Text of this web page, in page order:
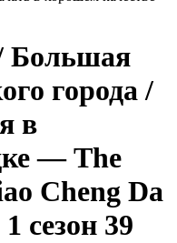
Большая
города /
в
—The
Cheng Da
сезон 39